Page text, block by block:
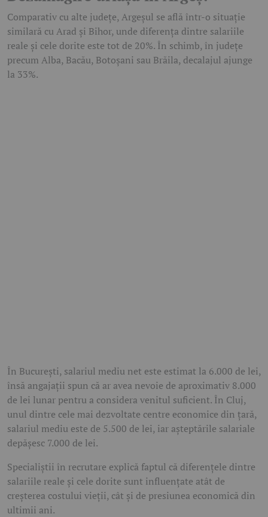
Comparativ cu alte județe, Argeșul se află într-o situație
similară cu Arad și Bihor, unde diferența dintre salariile
reale și cele dorite este tot de 20%. În schimb, în județe
precum Alba, Bacău, Botoșani sau Brăila, decalajul ajunge
la 33%.
În București, salariul mediu net este estimat la 6.000 de lei,
însă angajații spun că ar avea nevoie de aproximativ 8.000
de lei lunar pentru a considera venitul suficient. În Cluj,
unul dintre cele mai dezvoltate centre economice din țară,
salariul mediu este de 5.500 de lei, iar așteptările salariale
depășesc 7.000 de lei.
Specialiștii în recrutare explică faptul că diferențele dintre
salariile reale și cele dorite sunt influențate atât de
creșterea costului vieții, cât și de presiunea economică din
ultimii ani.